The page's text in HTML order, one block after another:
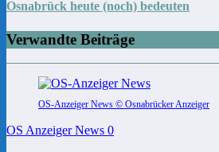
Osnabrück heute (noch) bedeuten
Verwandte Beiträge
OS-Anzeiger News © Osnabrücker Anzeiger
OS Anzeiger News 0